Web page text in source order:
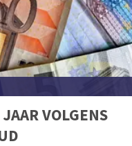
VOLGENS